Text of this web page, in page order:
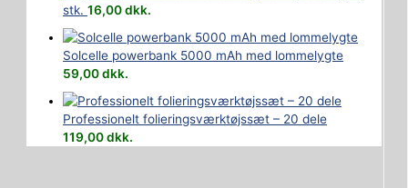
stk. 16,00dkk.
Solcelle powerbank 5000 mAh med lommelygte
59,00dkk.
Professionelt folieringsværktøjssæt – 20 dele
119,00dkk.